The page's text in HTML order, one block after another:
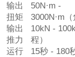
输出
扭矩
50N·m -
3000N·m（
输出
推力
10kN -
程）
运行
15秒 - 180